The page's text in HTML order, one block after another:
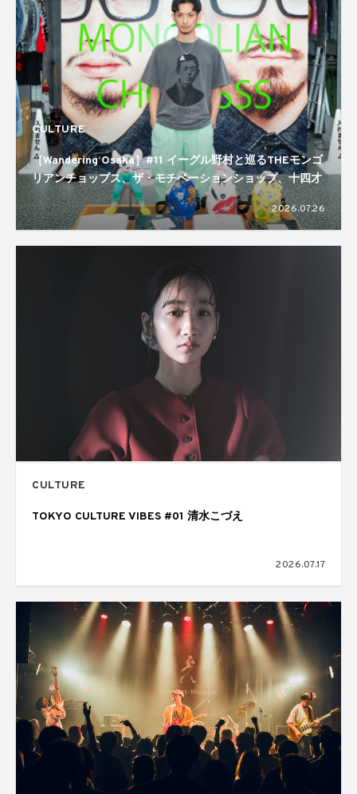
CULTURE
［Wandering Osaka］#11 イーグル野村と巡るTHEモンゴ
リアンチョップス、ザ・モチベーションショップ、十四才
2026.07.26
CULTURE
TOKYO CULTURE VIBES #01 清水こづえ
2026.07.17